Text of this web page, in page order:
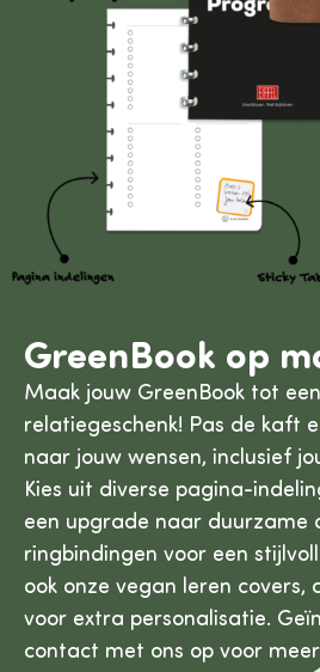
GreenBook op
Maak jouw GreenBook tot
relatiegeschenk! Pas de kaft
naar jouw wensen, inclusief
Kies uit diverse pagina-
een upgrade naar duurzame
ringbindingen voor een
ook onze vegan leren covers,
voor extra personalisatie.
contact met ons op voor